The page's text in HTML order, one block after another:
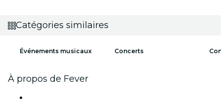
Catégories similaires
Événements musicaux Concerts
À propos de Fever